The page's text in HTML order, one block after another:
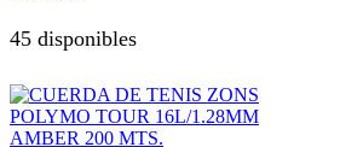
45 disponibles